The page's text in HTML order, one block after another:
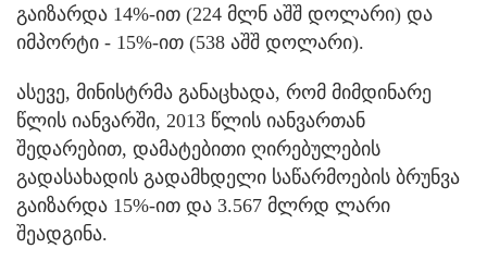
გაიზარდა 14%-ით (224 მლნ აშშ დოლარი) და
იმპორტი - 15%-ით (538 აშშ დოლარი).
ასევე, მინისტრმა განაცხადა, რომ მიმდინარე
წლის იანვარში, 2013 წლის იანვართან
შედარებით, დამატებითი ღირებულების
გადასახადის გადამხდელი საწარმოების ბრუნვა
გაიზარდა 15%-ით და 3.567 მლრდ ლარი
შეადგინა.